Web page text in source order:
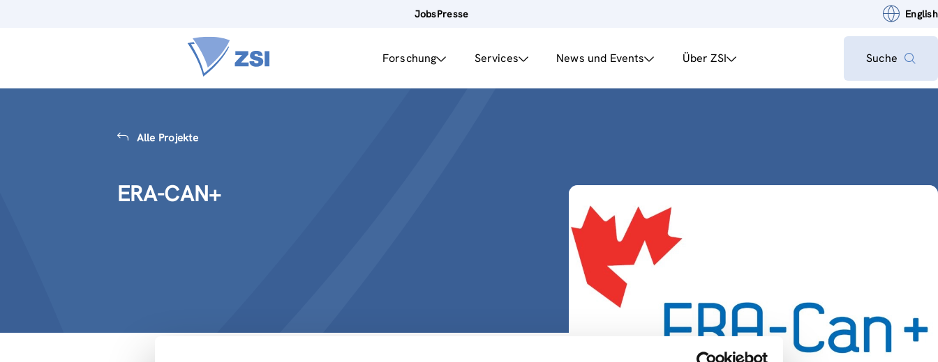
JobsPresse English
Forschung Services News und Events Über ZSI Suche
Alle Projekte
ERA-CAN+